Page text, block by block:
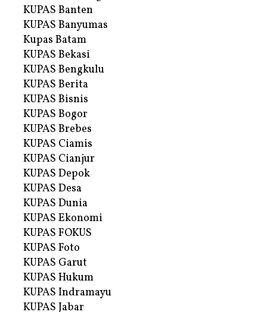
KUPAS Banten
KUPAS Banyumas
Kupas Batam
KUPAS Bekasi
KUPAS Bengkulu
KUPAS Berita
KUPAS Bisnis
KUPAS Bogor
KUPAS Brebes
KUPAS Ciamis
KUPAS Cianjur
KUPAS Depok
KUPAS Desa
KUPAS Dunia
KUPAS Ekonomi
KUPAS FOKUS
KUPAS Foto
KUPAS Garut
KUPAS Hukum
KUPAS Indramayu
KUPAS Jabar